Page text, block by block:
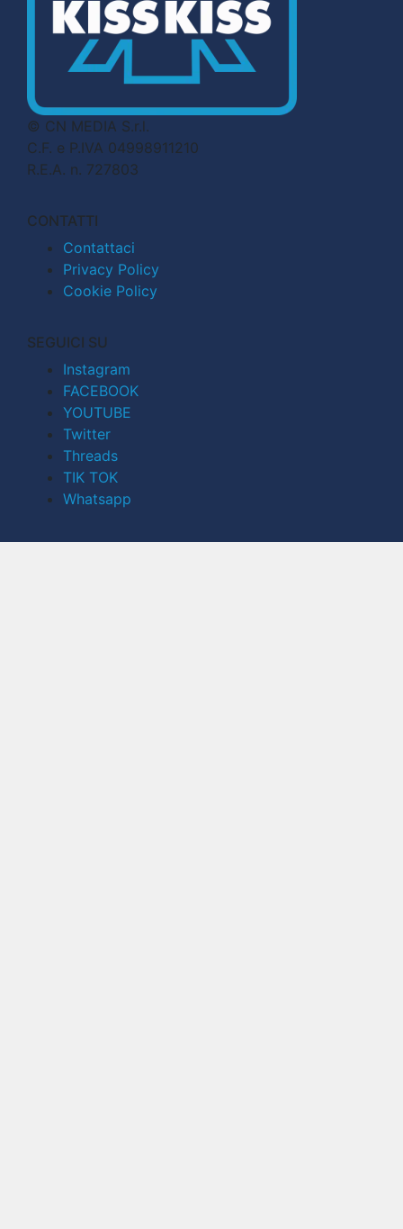
© CN MEDIA S.r.l.
C.F. e P.IVA 04998911210
R.E.A. n. 727803
CONTATTI
Contattaci
Privacy Policy
Cookie Policy
SEGUICI SU
Instagram
FACEBOOK
YOUTUBE
Twitter
Threads
TIK TOK
Whatsapp